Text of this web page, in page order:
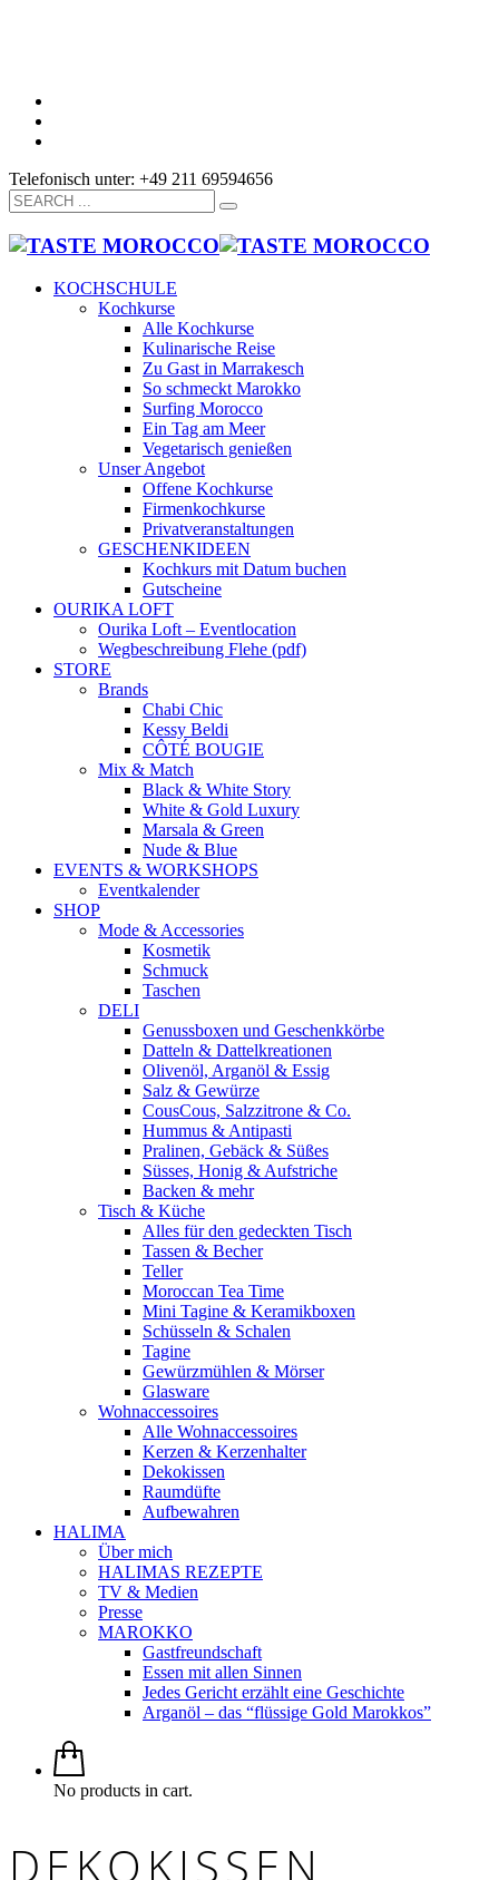
Telefonisch unter: +49 211 69594656
KOCHSCHULE
Kochkurse
Alle Kochkurse
Kulinarische Reise
Zu Gast in Marrakesch
So schmeckt Marokko
Surfing Morocco
Ein Tag am Meer
Vegetarisch genießen
Unser Angebot
Offene Kochkurse
Firmenkochkurse
Privatveranstaltungen
GESCHENKIDEEN
Kochkurs mit Datum buchen
Gutscheine
OURIKA LOFT
Ourika Loft – Eventlocation
Wegbeschreibung Flehe (pdf)
STORE
Brands
Chabi Chic
Kessy Beldi
CÔTÉ BOUGIE
Mix & Match
Black & White Story
White & Gold Luxury
Marsala & Green
Nude & Blue
EVENTS & WORKSHOPS
Eventkalender
SHOP
Mode & Accessories
Kosmetik
Schmuck
Taschen
DELI
Genussboxen und Geschenkkörbe
Datteln & Dattelkreationen
Olivenöl, Arganöl & Essig
Salz & Gewürze
CousCous, Salzzitrone & Co.
Hummus & Antipasti
Pralinen, Gebäck & Süßes
Süsses, Honig & Aufstriche
Backen & mehr
Tisch & Küche
Alles für den gedeckten Tisch
Tassen & Becher
Teller
Moroccan Tea Time
Mini Tagine & Keramikboxen
Schüsseln & Schalen
Tagine
Gewürzmühlen & Mörser
Glasware
Wohnaccessoires
Alle Wohnaccessoires
Kerzen & Kerzenhalter
Dekokissen
Raumdüfte
Aufbewahren
HALIMA
Über mich
HALIMAS REZEPTE
TV & Medien
Presse
MAROKKO
Gastfreundschaft
Essen mit allen Sinnen
Jedes Gericht erzählt eine Geschichte
Arganöl – das “flüssige Gold Marokkos”
No products in cart.
DEKOKISSEN